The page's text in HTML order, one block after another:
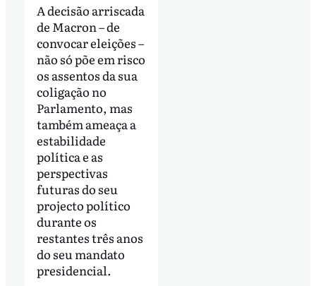
A decisão arriscada
de Macron – de
convocar eleições –
não só põe em risco
os assentos da sua
coligação no
Parlamento, mas
também ameaça a
estabilidade
política e as
perspectivas
futuras do seu
projecto político
durante os
restantes três anos
do seu mandato
presidencial.